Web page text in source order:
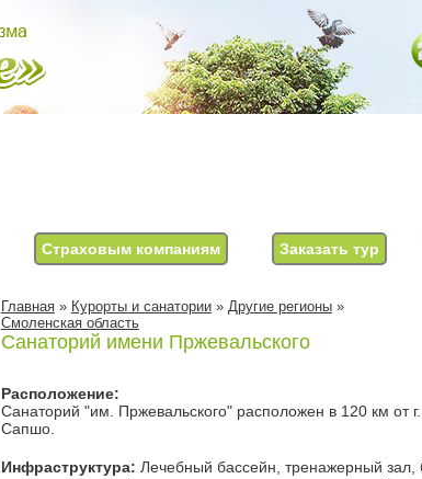
Страховым компаниям Заказать тур
Главная» Курорты и санатории» Другие регионы»
Смоленская область
Санаторий имени Пржевальского
Расположение:
Санаторий "им. Пржевальского" расположен в 120 км от
Сапшо.
Инфраструктура: Лечебный бассейн, тренажерный зал,